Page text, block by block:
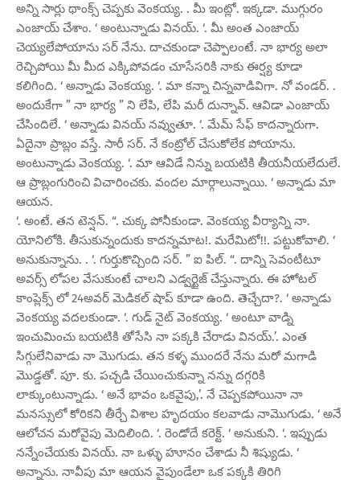
అన్ని సార్లు థాంక్స్ చెప్పకు వెంకయ్య. . మీ ఇంట్లో. ఇక్కడా. ముగ్గురం
ఎంజాయ్ చేశాం. ‘ అంటున్నాడు వినయ్. ‘. మీ అంత ఎంజాయ్
చెయ్యలేపోయాను సర్ నేను. దాచకుండా చెప్పాలంటే. నా భార్య అలా
రెచ్చిపోయి మీ మీద ఎక్కిపోవడం చూసేసరికి నాకు ఈర్ష్య కూడా
కలిగింది. ‘ అన్నాడు వెంకయ్య. ‘. మా కన్నా చిన్నవాడివిగా. నో వండర్. .
అందుకేగా ” నా భార్య ” ని లేపి, లేపి మరీ దున్నావ్. ఆవిడా ఎంజాయ్
చేసిందిలే. ‘ అన్నాడు వినయ్ నవ్వుతూ. ‘. మేమ్ సేఫ్ కాదన్నారుగా.
ఏదైనా ప్రాబ్లం వస్తే. సారీ సర్. నే కంట్రోల్ చేసుకోలేక పోయాను.
అంటున్నాడు వెంకయ్య. ‘. మా ఆవిడే నిన్ను బయటికి తీయనీయలేదులే.
ఆ ప్రాబ్లంగురించి విచారించకు. వందల మార్గాలున్నాయి. ‘ అన్నాడు మా
ఆయన.
‘. అంటే. తన టెన్షన్. “. చుక్క పోనీకుండా. వెంకయ్య వీర్యాన్ని నా.
యోనిలోకి. తీసుకున్నందుకు కాదన్నమాట!. మరేమిటో!!. పట్టుకోవాలి. ‘
అనుకున్నాను. . ‘. గుర్తుకొచ్చింది సర్. ” ఐ పిల్. “. దాన్ని సెవంటీటూ
అవర్స్ లోపల వేసుకుంటే చాలని ఎడ్వర్టైజ్ చేస్తున్నారు. ఈ హోటల్
కాంప్లెక్స్ లో 24అవర్ మెడికల్ షాప్ కూడా ఉంది. తెచ్చేదా?. ‘ అన్నాడు
వెంకయ్య వదలకుండా. ‘. గుడ్ నైట్ వెంకయ్య. ‘ అంటూ వాడ్ని
ఇంచుమించు బయటికి తోసేసి నా పక్కకి చేరాడు వినయ్.’. ఎంత
సిగ్గులేనివాడు నా మొగుడు. తన కళ్ళ ముందరే నేను మరో మగాడి
మొడ్డతో. పూ. కు. పచ్చడి చేయించుకున్నా నన్ను దగ్గరికి
లాక్కుంటున్నాడు. ‘ అనే భావం ఒకవైపు,’. నే చెప్పకపోయినా నా
మనస్సులో కోరికని తీర్చే విశాల హృదయం కలవాడు నామొగుడు. ‘ అనే
ఆలోచన మరోవైపు మెదిలింది. ‘. రెండోదే కరెక్ట్. ‘ అనుకుని. ‘. ఇప్పుడు
నన్నేంచేయకు వినయ్. నా ఒళ్ళు హూనం చేశాడు నీ శిష్యుడు. ‘
అన్నాను. నావీపు మా ఆయన వైపుండేలా ఒక పక్కకి తిరిగి